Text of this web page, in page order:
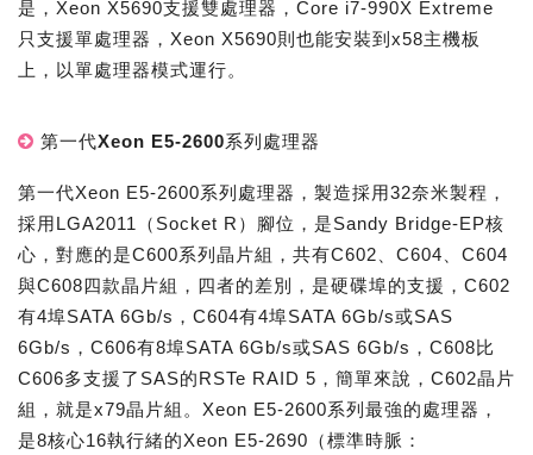
是，Xeon X5690支援雙處理器，Core i7-990X Extreme
只支援單處理器，Xeon X5690則也能安裝到x58主機板
上，以單處理器模式運行。
第一代Xeon E5-2600系列處理器
第一代Xeon E5-2600系列處理器，製造採用32奈米製程，
採用LGA2011（Socket R）腳位，是Sandy Bridge-EP核
心，對應的是C600系列晶片組，共有C602、C604、C604
與C608四款晶片組，四者的差別，是硬碟埠的支援，C602
有4埠SATA 6Gb/s，C604有4埠SATA 6Gb/s或SAS
6Gb/s，C606有8埠SATA 6Gb/s或SAS 6Gb/s，C608比
C606多支援了SAS的RSTe RAID 5，簡單來說，C602晶片
組，就是x79晶片組。Xeon E5-2600系列最強的處理器，
是8核心16執行緒的Xeon E5-2690（標準時脈：